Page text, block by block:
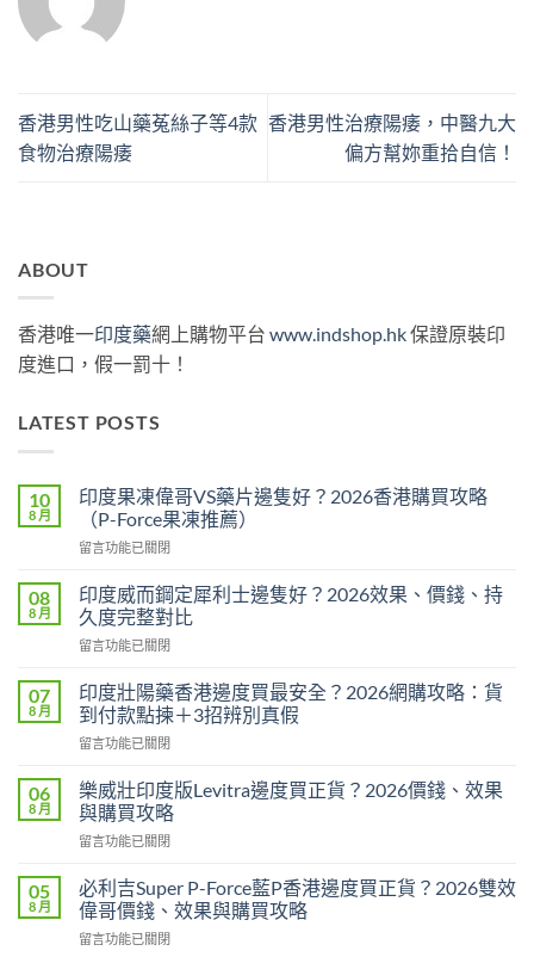
香港男性吃山藥菟絲子等4款
食物治療陽痿
香港男性治療陽痿，中醫九大
偏方幫妳重拾自信！
ABOUT
香港唯一印度藥網上購物平台 www.indshop.hk保證原裝印
度進口，假一罰十！
LATEST POSTS
10
8 月
印度果凍偉哥VS藥片邊隻好？2026香港購買攻略
（P-Force果凍推薦）
在
度
果
凍
偉
VS
藥
片
邊
好？
2026
港
買
攻
略
留言功能已關閉
08
8 月
印度威而鋼定犀利士邊隻好？2026效果、價錢、持
久度完整對比
在
度
威
而
鋼
犀
利
士
邊
好？
2026
果、
留言功能已關閉
07
8 月
印度壯陽藥香港邊度買最安全？2026網購攻略：貨
到付款點揀＋3招辨別真假
在
度
壯
陽
藥
港
邊
度
買
留言功能已關閉
06
8 月
樂威壯印度版Levitra邊度買正貨？2026價錢、效果
與購買攻略
在
威
壯
印
度
留言功能已關閉
05
8 月
必利吉Super P-Force藍P香港邊度買正貨？2026雙效
偉哥價錢、效果與購買攻略
在
留言功能已關閉